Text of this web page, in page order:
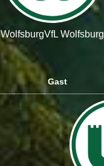
WolfsburgVfL Wolfsburg
Gast
1 : 1